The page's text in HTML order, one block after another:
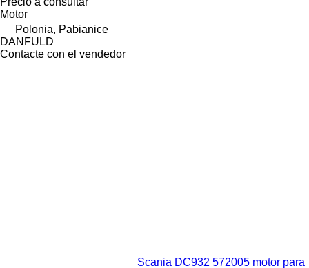
Motor
Polonia, Pabianice
DANFULD
Contacte con el vendedor
Scania DC932 572005 motor para